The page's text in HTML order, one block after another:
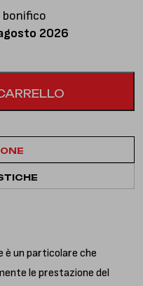
bonifico
2026
è un particolare che
le prestazione del